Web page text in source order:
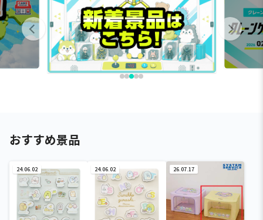
おすすめ景品
24.06.02 24.06.02 26.07.17